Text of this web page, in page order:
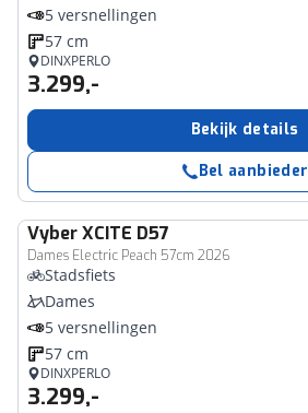
5 versnellingen
57 cm
DINXPERLO
3.299,-
Bekijk details
Bel aanbieder
VyberXCITE D57
Dames Electric Peach 57cm 2026
Stadsfiets
Dames
5 versnellingen
57 cm
DINXPERLO
3.299,-